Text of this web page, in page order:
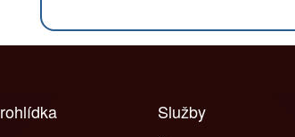
Prohlídka Služby